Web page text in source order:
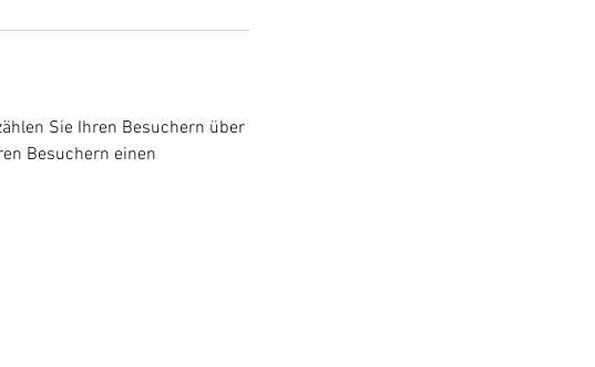
Sie Ihren Besuchern über
Besuchern einen